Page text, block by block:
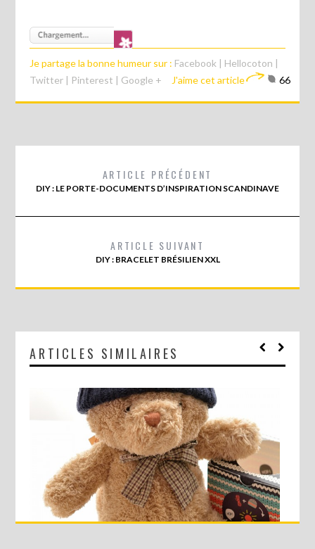
Je partage la bonne humeur sur : Facebook | Hellocoton |
Twitter | Pinterest | Google + J'aime cet article 66
ARTICLE PRÉCÉDENT
DIY : LE PORTE-DOCUMENTS D’INSPIRATION SCANDINAVE
ARTICLE SUIVANT
DIY : BRACELET BRÉSILIEN XXL
ARTICLES SIMILAIRES